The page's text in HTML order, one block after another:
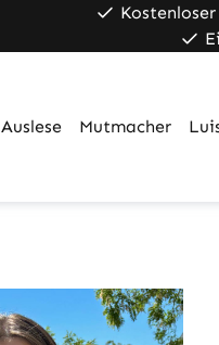
Auslese Mutmacher